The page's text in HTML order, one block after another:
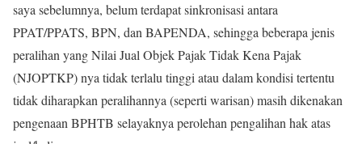
saya sebelumnya, belum terdapat sinkronisasi antara
PPAT/PPATS, BPN, dan BAPENDA, sehingga beberapa jenis
peralihan yang Nilai Jual Objek Pajak Tidak Kena Pajak
(NJOPTKP) nya tidak terlalu tinggi atau dalam kondisi tertentu
tidak diharapkan peralihannya (seperti warisan) masih dikenakan
pengenaan BPHTB selayaknya perolehan pengalihan hak atas